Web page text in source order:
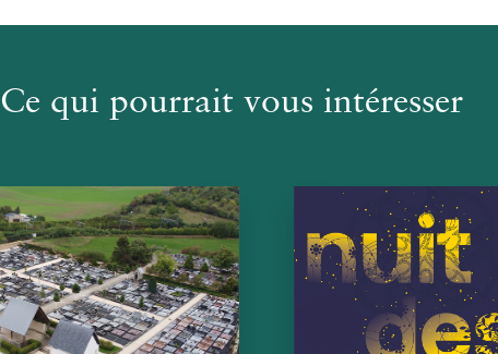
Ce qui pourrait vous intéresser